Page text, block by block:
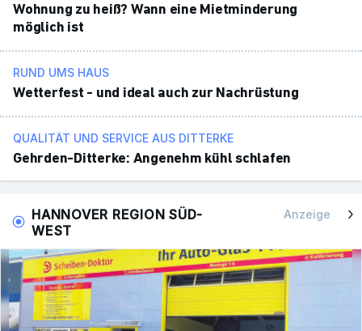
Wohnung zu heiß? Wann eine Miet­min­de­rung
möglich ist
RUND UMS HAUS
Wetter­fest - und ideal auch zur Nach­rüs­tung
QUALITÄT UND SERVICE AUS DITTERKE
Gehrden-Ditterke: Ange­nehm kühl schlafen
HANNOVER REGION SÜD-
WEST
Anzeige